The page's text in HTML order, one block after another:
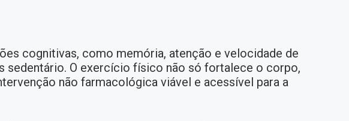
cognitivas, como memória, atenção e velocidade de
sedentário. O exercício físico não só fortalece o corpo,
não farmacológica viável e acessível para a